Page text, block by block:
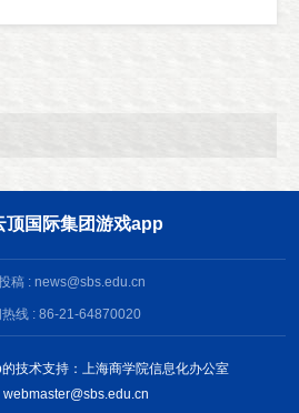
顶国际集团游戏app
稿 : news@sbs.edu.cn
热线 : 86-21-64870020
技术支持：上海商学院信息化办公室
webmaster@sbs.edu.cn